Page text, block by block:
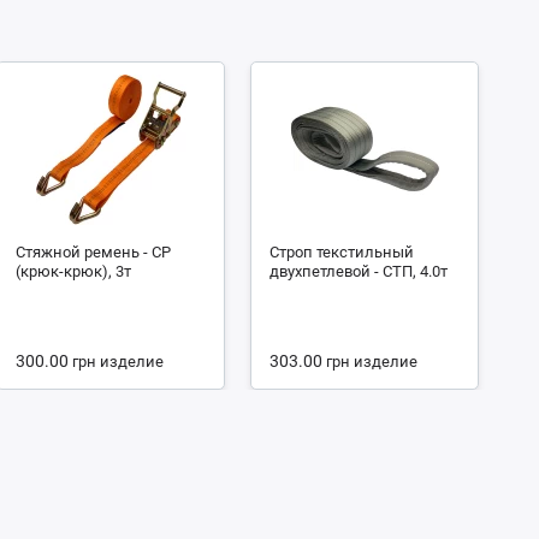
Стяжной ремень - СР
(крюк-крюк), 3т
300.00 грн изделие
Строп текстильный
двухпетлевой - СТП, 4.0т
303.00 грн изделие